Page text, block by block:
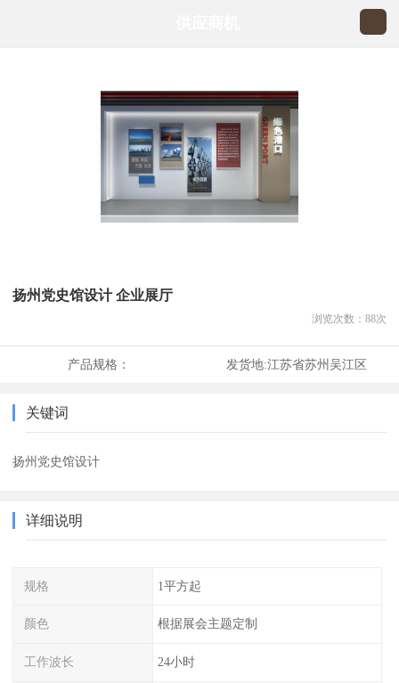
扬州党史馆设计 企业展厅
浏览次数： 88次
产品规格： 发货地:江苏省苏州吴江区
关键词
扬州党史馆设计
详细说明
规格 1平方起
颜色 根据展会主题定制
工作波长 24小时